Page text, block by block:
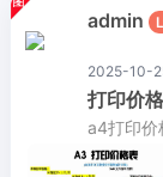
admin
2025-10-
打印价
a4打印价